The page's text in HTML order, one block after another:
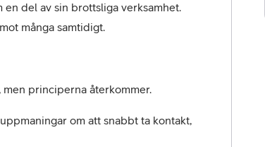
del av sin brottsliga verksamhet.
många samtidigt.
principerna återkommer.
om att snabbt ta kontakt,